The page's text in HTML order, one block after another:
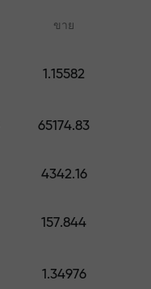
ขาย
1.15582
65174.83
4342.16
157.844
1.34976